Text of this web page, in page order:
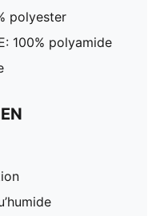
polyester
100% polyamide